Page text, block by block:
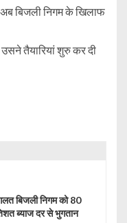
अब बिजली निगम के खिलाफ
तैयारियां शुरु कर दी
बिजली निगम को 80
ब्याज दर से भुगतान